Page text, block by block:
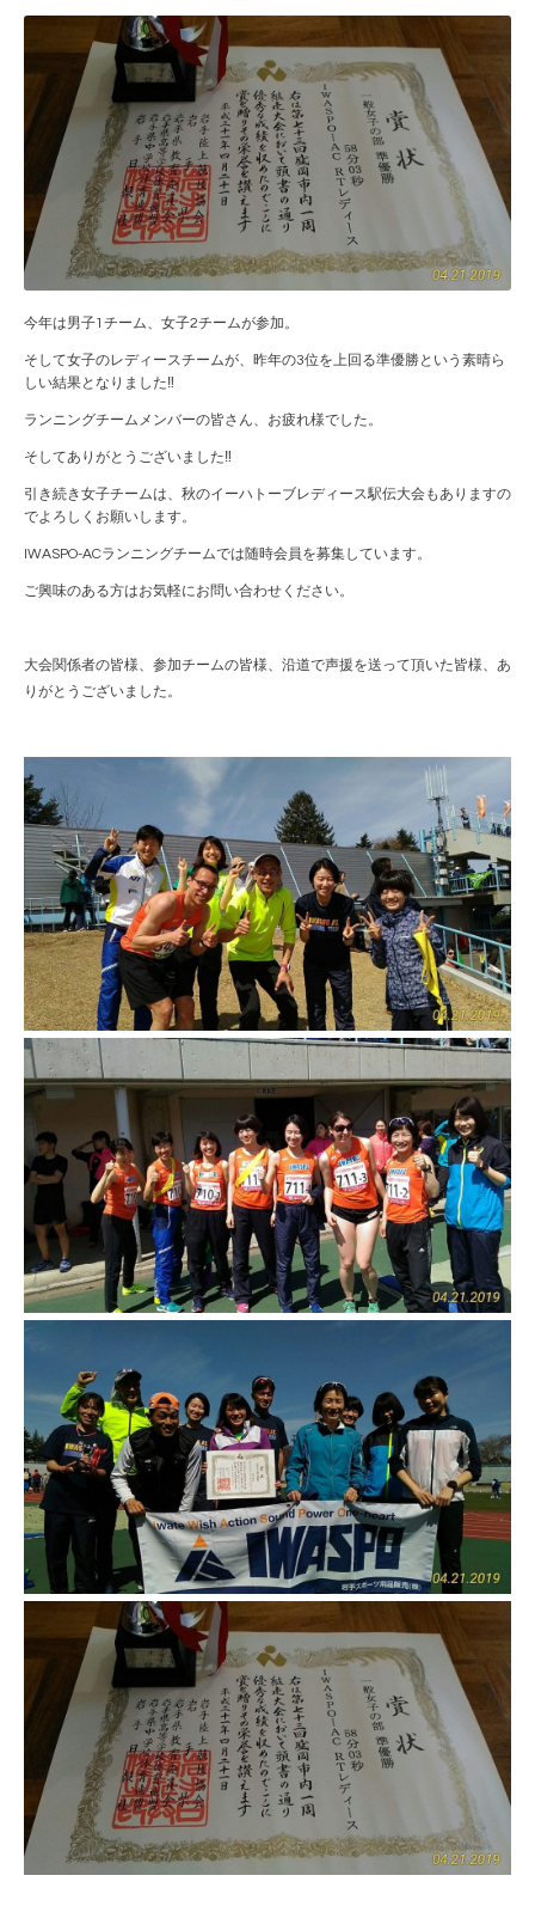
今年は男子1チーム、女子2チームが参加。
そして女子のレディースチームが、昨年の3位を上回る準優勝という素晴ら
しい結果となりました‼
ランニングチームメンバーの皆さん、お疲れ様でした。
そしてありがとうございました‼
引き続き女子チームは、秋のイーハトーブレディース駅伝大会もありますの
でよろしくお願いします。
IWASPO-ACランニングチームでは随時会員を募集しています。
ご興味のある方はお気軽にお問い合わせください。
大会関係者の皆様、参加チームの皆様、沿道で声援を送って頂いた皆様、あ
りがとうございました。